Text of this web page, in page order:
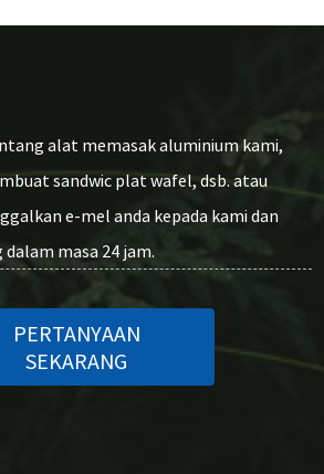
alat memasak aluminium kami,
sandwic plat wafel, dsb. atau
e-mel anda kepada kami dan
masa 24 jam.
PERTANYAAN
SEKARANG